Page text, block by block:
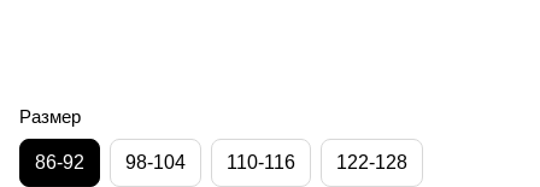
Размер
86-92 98-104 110-116 122-128